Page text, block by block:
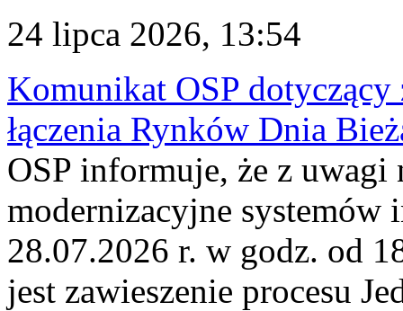
24 lipca 2026, 13:54
Komunikat OSP dotyczący
łączenia Rynków Dnia
OSP informuje, że z uwagi
modernizacyjne
28.07.2026 r. w godz. od
jest zawieszenie procesu